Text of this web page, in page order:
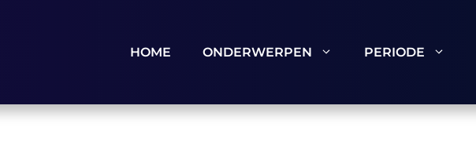
HOME ONDERWERPEN PERIODE